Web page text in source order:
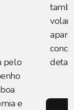
pelo
e